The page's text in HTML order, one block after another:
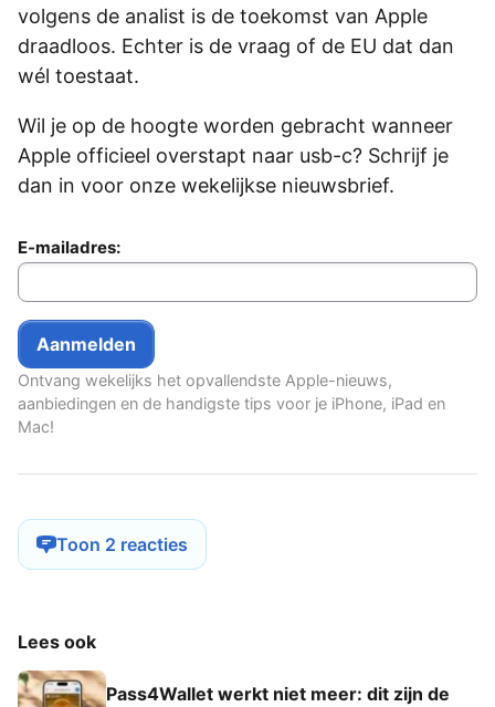
volgens de analist is de toekomst van Apple
draadloos. Echter is de vraag of de EU dat dan
wél toestaat.
Wil je op de hoogte worden gebracht wanneer
Apple officieel overstapt naar usb-c? Schrijf je
dan in voor onze wekelijkse nieuwsbrief.
E-mailadres:
Ontvang wekelijks het opvallendste Apple-nieuws,
aanbiedingen en de handigste tips voor je iPhone, iPad en
Mac!
Toon 2 reacties
Lees ook
Pass4Wallet werkt niet meer: dit zijn de